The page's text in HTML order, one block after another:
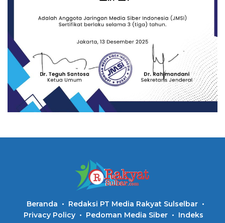
Beranda
Redaksi PT Media Rakyat Sulselbar
Privacy Policy
Pedoman Media Siber Indeks